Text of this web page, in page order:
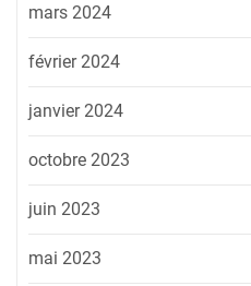
mars 2024
février 2024
janvier 2024
octobre 2023
juin 2023
mai 2023